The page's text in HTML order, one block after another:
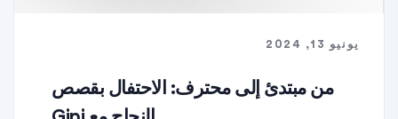
يونيو 13, 2024
من مبتدئ إلى محترف: الاحتفال بقصص